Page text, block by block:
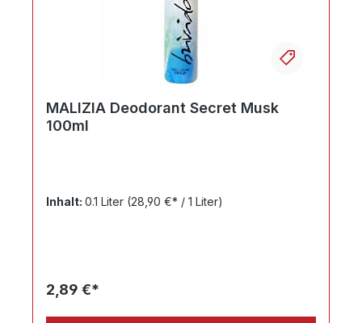
MALIZIA Deodorant Secret Musk
100ml
Inhalt: 0.1 Liter (28,90 €* / 1 Liter)
2,89 €*